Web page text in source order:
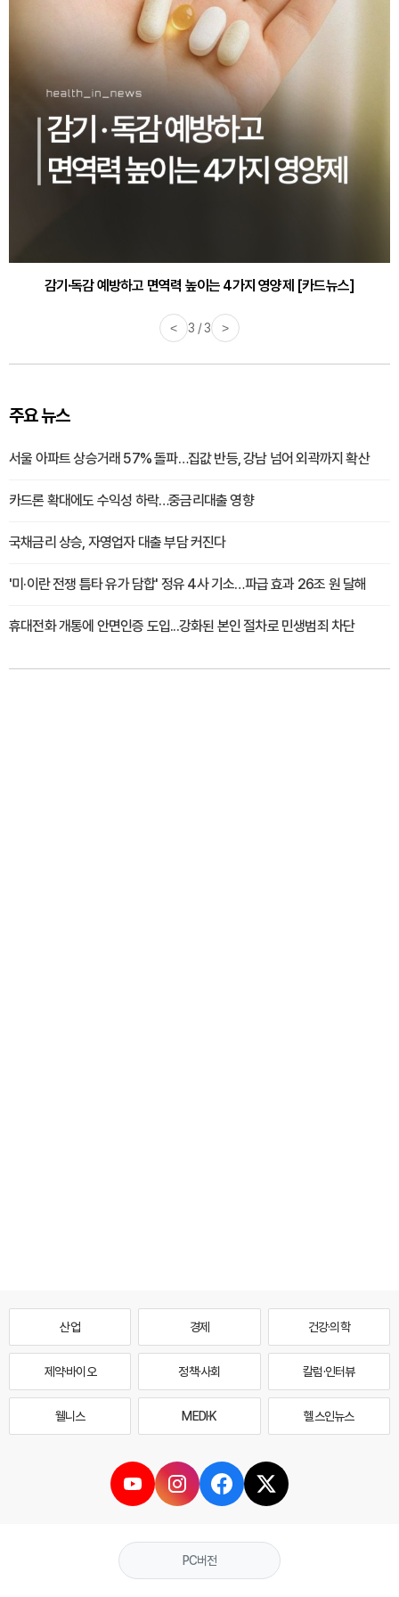
감기·독감 예방하고 면역력 높이는 4가지 영양제 [카드뉴스]
< 3 / 3 >
주요 뉴스
서울 아파트 상승거래 57% 돌파…집값 반등, 강남 넘어 외곽까지 확산
카드론 확대에도 수익성 하락…중금리대출 영향
국채금리 상승, 자영업자 대출 부담 커진다
'미·이란 전쟁 틈타 유가 담합' 정유 4사 기소…파급 효과 26조 원 달해
휴대전화 개통에 안면인증 도입...강화된 본인 절차로 민생범죄 차단
산업 경제 건강·의학
제약·바이오 정책·사회 칼럼·인터뷰
웰니스 MEDI·K 헬스인뉴스
PC버전